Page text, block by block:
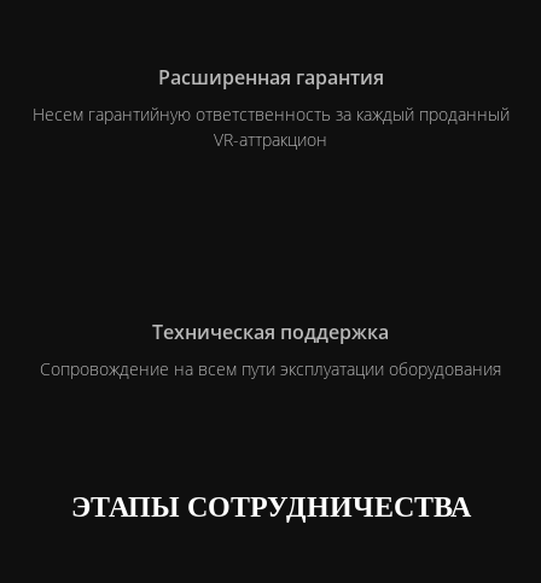
Расширенная гарантия
Несем гарантийную ответственность за каждый проданный
VR-аттракцион
Техническая поддержка
Сопровождение на всем пути эксплуатации оборудования
ЭТАПЫ СОТРУДНИЧЕСТВА